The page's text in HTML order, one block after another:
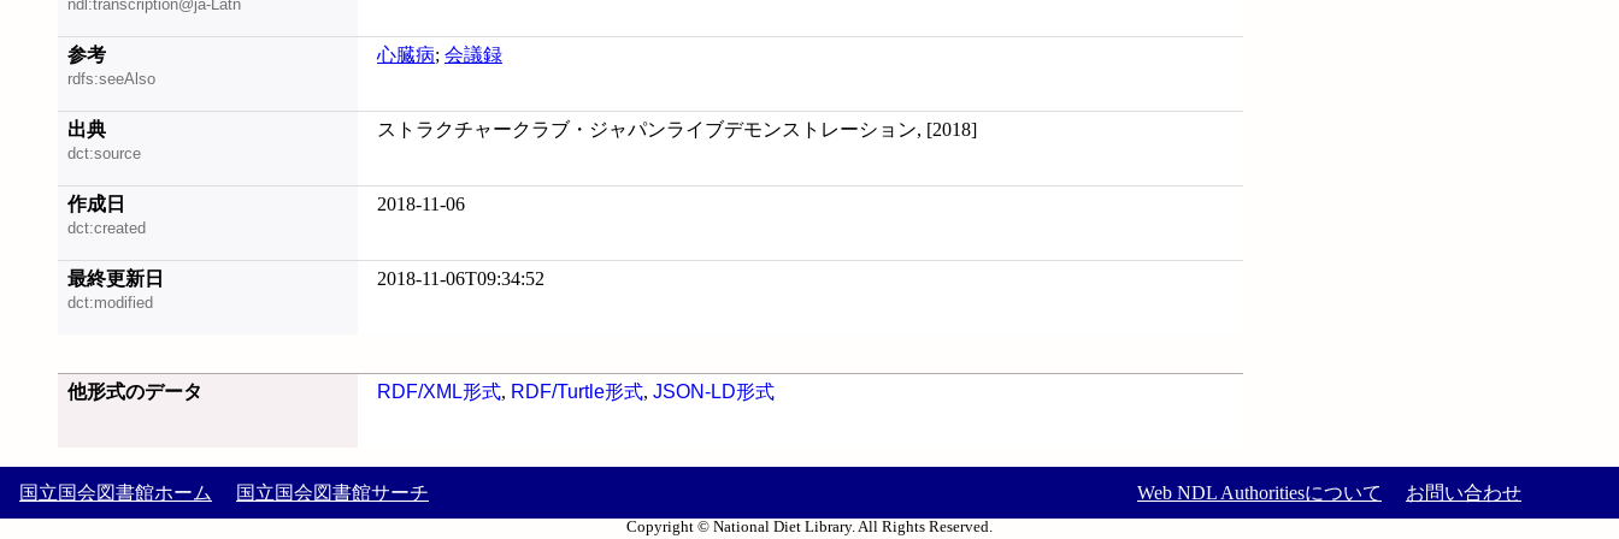
ndl:transcription@ja-Latn
参考
rdfs:seeAlso
心臓病; 会議録
出典
dct:source
ストラクチャークラブ・ジャパンライブデモンストレーション, [2018]
作成日
dct:created
2018-11-06
最終更新日
dct:modified
2018-11-06T09:34:52
他形式のデータ RDF/XML形式, RDF/Turtle形式, JSON-LD形式
国立国会図書館ホーム 国立国会図書館サーチ Web NDL Authoritiesについて お問い合わせ
Copyright © National Diet Library. All Rights Reserved.